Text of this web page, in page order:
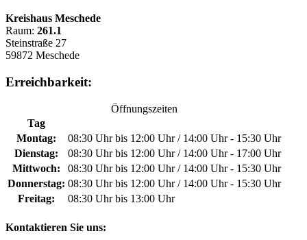
Kreishaus Meschede
Raum: 261.1
Steinstraße 27
59872 Meschede
Erreichbarkeit:
Öffnungszeiten
Tag
Montag:
08:30 Uhr bis 12:00 Uhr / 14:00 Uhr - 15:30 Uhr
Dienstag:
08:30 Uhr bis 12:00 Uhr / 14:00 Uhr - 17:00 Uhr
Mittwoch:
08:30 Uhr bis 12:00 Uhr / 14:00 Uhr - 15:30 Uhr
Donnerstag: 08:30 Uhr bis 12:00 Uhr / 14:00 Uhr - 15:30 Uhr
Freitag:
08:30 Uhr bis 13:00 Uhr
Kontaktieren Sie uns: